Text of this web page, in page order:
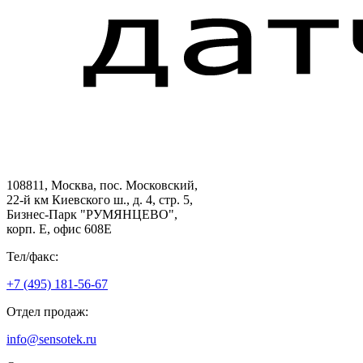
108811, Москва, пос. Московский,
22-й км Киевского ш., д. 4, стр. 5,
Бизнес-Парк "РУМЯНЦЕВО",
корп. Е, офис 608E
Тел/факс:
+7 (495) 181-56-67
Отдел продаж:
info@sensotek.ru